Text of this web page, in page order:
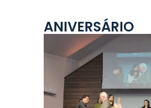
ANIVERSÁRIO